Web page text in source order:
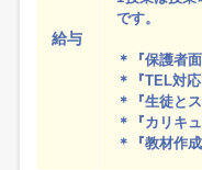
給与
です。
＊『保護者
＊『TEL対
＊『生徒と
＊『カリキ
＊『教材作